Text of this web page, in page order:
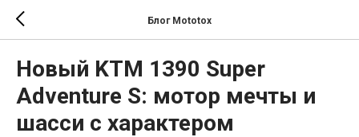
Блог Mototox
Новый KTM 1390 Super
Adventure S: мотор мечты и
шасси с характером